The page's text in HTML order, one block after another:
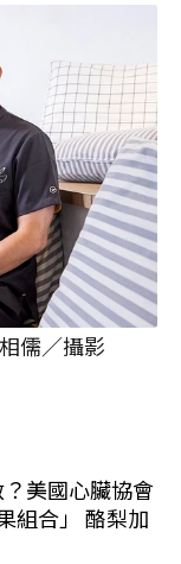
儒／攝影
美國心臟協會
組合」 酪梨加